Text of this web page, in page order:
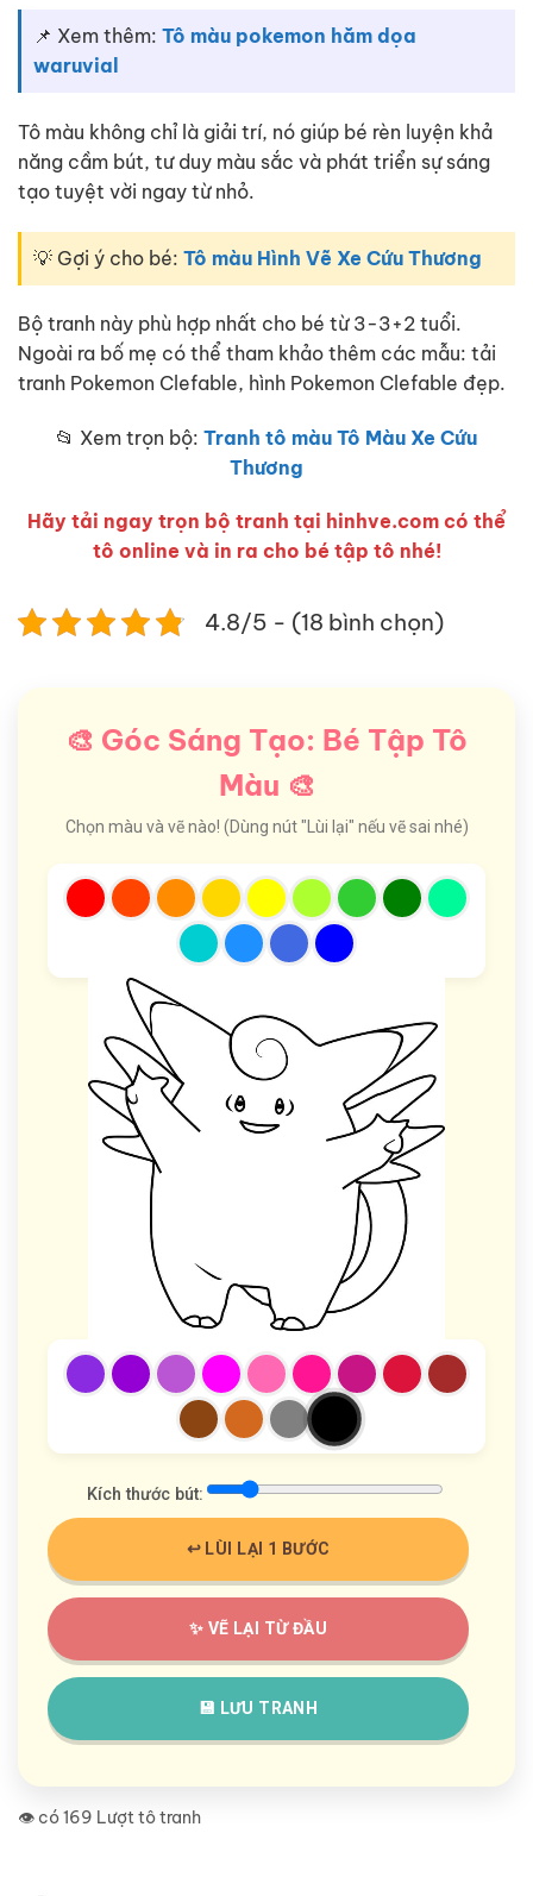
📌 Xem thêm: Tô màu pokemon hăm dọa
waruvial
Tô màu không chỉ là giải trí, nó giúp bé rèn luyện khả
năng cầm bút, tư duy màu sắc và phát triển sự sáng
tạo tuyệt vời ngay từ nhỏ.
💡 Gợi ý cho bé: Tô màu Hình Vẽ Xe Cứu Thương
Bộ tranh này phù hợp nhất cho bé từ 3-3+2 tuổi.
Ngoài ra bố mẹ có thể tham khảo thêm các mẫu: tải
tranh Pokemon Clefable, hình Pokemon Clefable đẹp.
📂 Xem trọn bộ: Tranh tô màu Tô Màu Xe Cứu
Thương
Hãy tải ngay trọn bộ tranh tại hinhve.com có thể
tô online và in ra cho bé tập tô nhé!
4.8/5 - (18 bình chọn)
🎨 Góc Sáng Tạo: Bé Tập Tô
Màu 🎨
Chọn màu và vẽ nào! (Dùng nút "Lùi lại" nếu vẽ sai nhé)
Kích thước bút:
↩️ LÙI LẠI 1 BƯỚC
✨ VẼ LẠI TỪ ĐẦU
💾 LƯU TRANH
👁️ có 169 Lượt tô tranh